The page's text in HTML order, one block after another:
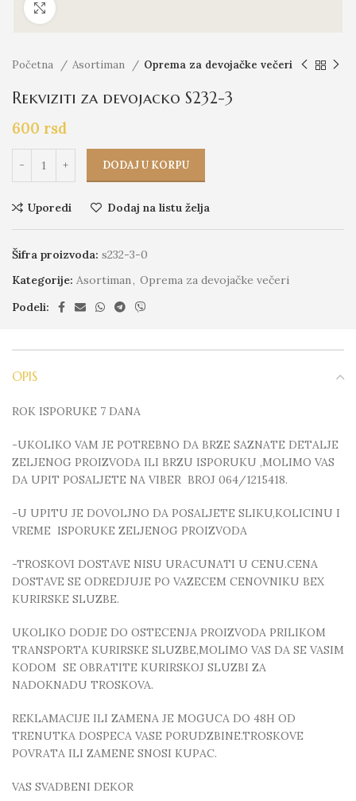
Početna Asortiman Oprema za devojačke večeri
Rekviziti za devojacko S232-3
600 rsd
DODAJ U KORPU
Uporedi Dodaj na listu želja
Šifra proizvoda: s232-3-0
Kategorije: Asortiman, Oprema za devojačke večeri
Podeli:
OPIS
ROK ISPORUKE 7 DANA
-UKOLIKO VAM JE POTREBNO DA BRZE SAZNATE DETALJE
ZELJENOG PROIZVODA ILI BRZU ISPORUKU ,MOLIMO VAS
DA UPIT POSALJETE NA VIBER BROJ 064/1215418.
-U UPITU JE DOVOLJNO DA POSALJETE SLIKU,KOLICINU I
VREME ISPORUKE ZELJENOG PROIZVODA
-TROSKOVI DOSTAVE NISU URACUNATI U CENU.CENA
DOSTAVE SE ODREDJUJE PO VAZECEM CENOVNIKU BEX
KURIRSKE SLUZBE.
UKOLIKO DODJE DO OSTECENJA PROIZVODA PRILIKOM
TRANSPORTA KURIRSKE SLUZBE,MOLIMO VAS DA SE VASIM
KODOM SE OBRATITE KURIRSKOJ SLUZBI ZA
NADOKNADU TROSKOVA.
REKLAMACIJE ILI ZAMENA JE MOGUCA DO 48H OD
TRENUTKA DOSPECA VASE PORUDZBINE.TROSKOVE
POVRATA ILI ZAMENE SNOSI KUPAC.
VAS SVADBENI DEKOR